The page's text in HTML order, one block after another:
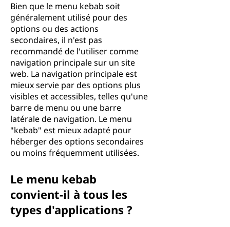
Bien que le menu kebab soit
généralement utilisé pour des
options ou des actions
secondaires, il n'est pas
recommandé de l'utiliser comme
navigation principale sur un site
web. La navigation principale est
mieux servie par des options plus
visibles et accessibles, telles qu'une
barre de menu ou une barre
latérale de navigation. Le menu
"kebab" est mieux adapté pour
héberger des options secondaires
ou moins fréquemment utilisées.
Le menu kebab
convient-il à tous les
types d'applications ?